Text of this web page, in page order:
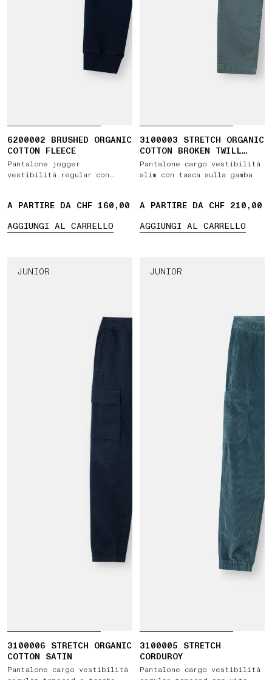
6200002 BRUSHED ORGANIC
COTTON FLEECE
Pantalone jogger
vestibilità regular con
A PARTIRE DA CHF 160,00
AGGIUNGI AL CARRELLO
3100003 STRETCH ORGANIC
COTTON BROKEN TWILL
'OLD' EFFECT
Pantalone cargo vestibilità
slim con tasca sulla gamba
A PARTIRE DA CHF 210,00
AGGIUNGI AL CARRELLO
JUNIOR
3100006 STRETCH ORGANIC
COTTON SATIN
Pantalone cargo vestibilità
JUNIOR
3100005 STRETCH
CORDUROY
Pantalone cargo vestibilità